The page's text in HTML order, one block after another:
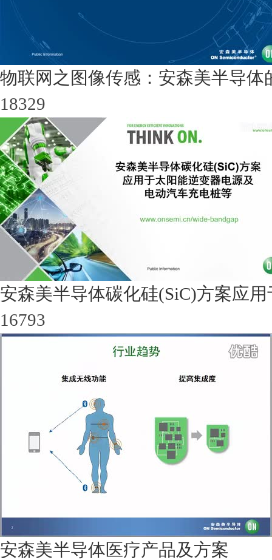
物联网之图像传感：安森美半导
18329
安森美半导体碳化硅(SiC)方案应
16793
安森美半导体医疗产品及方案